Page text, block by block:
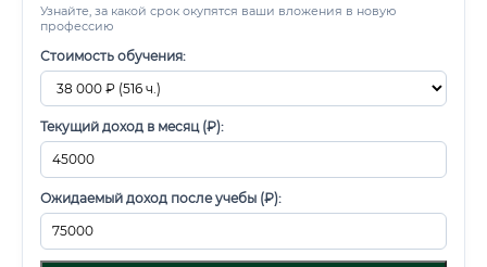
Узнайте, за какой срок окупятся ваши вложения в новую
профессию
Стоимость обучения:
Текущий доход в месяц (₽):
Ожидаемый доход после учебы (₽):